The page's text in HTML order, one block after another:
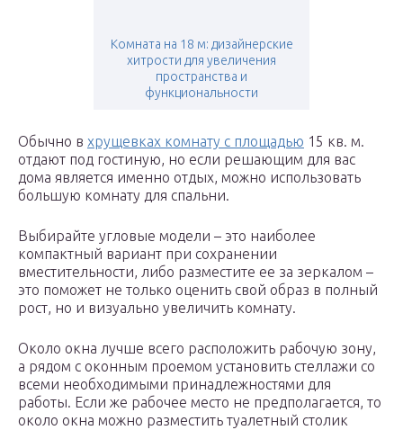
Комната на 18 м: дизайнерские
хитрости для увеличения
пространства и
функциональности
Обычно в хрущевках комнату с площадью 15 кв. м.
отдают под гостиную, но если решающим для вас
дома является именно отдых, можно использовать
большую комнату для спальни.
Выбирайте угловые модели – это наиболее
компактный вариант при сохранении
вместительности, либо разместите ее за зеркалом –
это поможет не только оценить свой образ в полный
рост, но и визуально увеличить комнату.
Около окна лучше всего расположить рабочую зону,
а рядом с оконным проемом установить стеллажи со
всеми необходимыми принадлежностями для
работы. Если же рабочее место не предполагается, то
около окна можно разместить туалетный столик